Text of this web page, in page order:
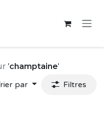
'champtaine'
par Filtres